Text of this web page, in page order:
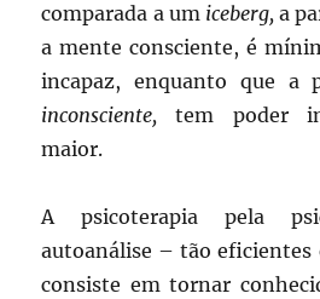
comparada a um iceberg,a
a mente consciente, é
incapaz, enquanto que a
inconsciente,tem poder
maior.
A psicoterapia pela
autoanálise – tão eficientes
consiste em tornar